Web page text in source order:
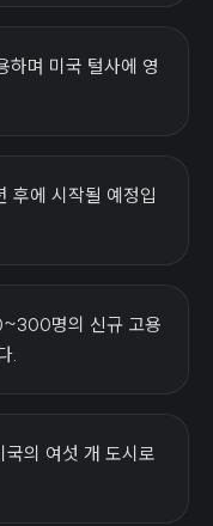
며 미국 털사에 영
후에 시작될 예정입
명의 신규 고용
.
의 여섯 개 도시로